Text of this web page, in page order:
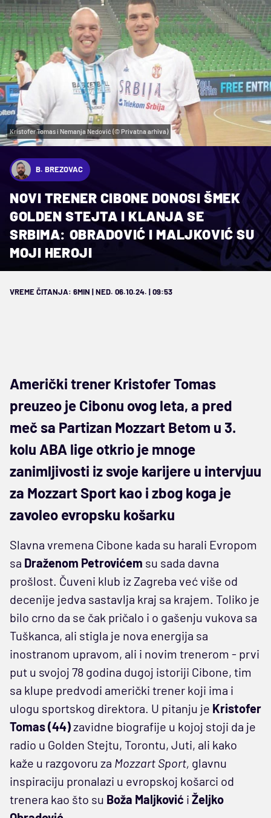
Kristofer Tomas i Nemanja Nedović (© Privatna arhiva)
B. BREZOVAC
NOVI TRENER CIBONE DONOSI ŠMEK
GOLDEN STEJTA I KLANJA SE
SRBIMA: OBRADOVIĆ I MALJKOVIĆ SU
MOJI HEROJI
VREME ČITANJA: 6MIN | NED. 06.10.24. | 09:53
Američki trener Kristofer Tomas
preuzeo je Cibonu ovog leta, a pred
meč sa Partizan Mozzart Betom u 3.
kolu ABA lige otkrio je mnoge
zanimljivosti iz svoje karijere u intervjuu
za Mozzart Sport kao i zbog koga je
zavoleo evropsku košarku
Slavna vremena Cibone kada su harali Evropom
sa Draženom Petrovićem su sada davna
prošlost. Čuveni klub iz Zagreba već više od
decenije jedva sastavlja kraj sa krajem. Toliko je
bilo crno da se čak pričalo i o gašenju vukova sa
Tuškanca, ali stigla je nova energija sa
inostranom upravom, ali i novim trenerom - prvi
put u svojoj 78 godina dugoj istoriji Cibone, tim
sa klupe predvodi američki trener koji ima i
ulogu sportskog direktora. U pitanju je Kristofer
Tomas(44)zavidne biografije u kojoj stoji da je
radio u Golden Stejtu, Torontu, Juti, ali kako
kaže u razgovoru za Mozzart Sport, glavnu
inspiraciju pronalazi u evropskoj košarci od
trenera kao što su Boža Maljković i Željko